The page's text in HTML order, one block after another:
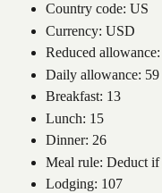
Country code: US
Currency: USD
Reduced
Daily allowance: 59
Breakfast: 13
Lunch: 15
Dinner: 26
Meal rule: Deduct if
Lodging: 107